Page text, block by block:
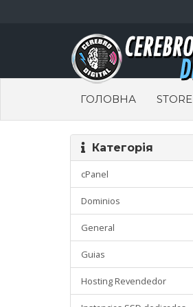
ГОЛОВНА STORE
Категорія
cPanel
Dominios
General
Guias
Hosting Revendedor